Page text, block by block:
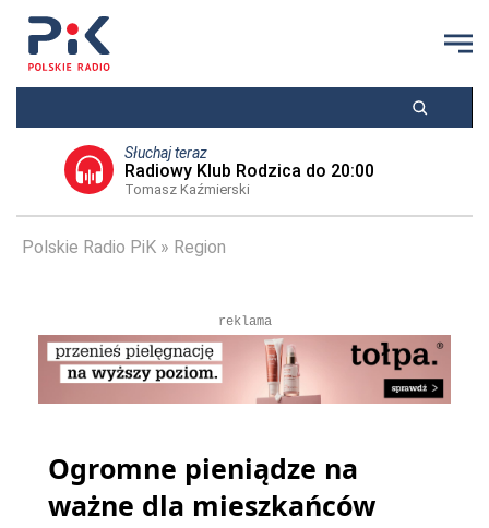
Słuchaj teraz
Radiowy Klub Rodzica do 20:00
Tomasz Kaźmierski
Polskie Radio PiK Region
reklama
Ogromne pieniądze na
ważne dla mieszkańców